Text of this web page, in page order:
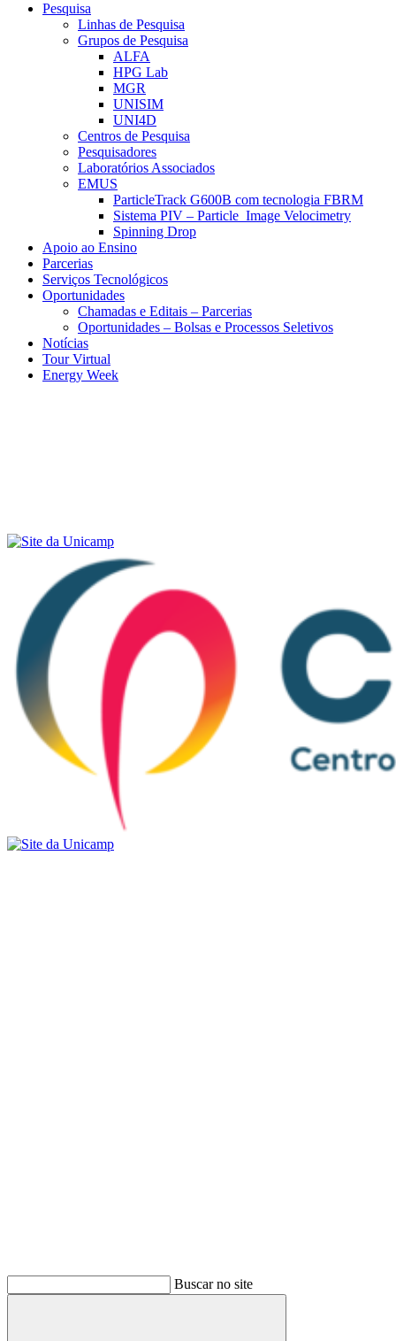
Pesquisa
Linhas de Pesquisa
Grupos de Pesquisa
ALFA
HPG Lab
MGR
UNISIM
UNI4D
Centros de Pesquisa
Pesquisadores
Laboratórios Associados
EMUS
ParticleTrack G600B com tecnologia FBRM
Sistema PIV – Particle Image Velocimetry
Spinning Drop
Apoio ao Ensino
Parcerias
Serviços Tecnológicos
Oportunidades
Chamadas e Editais – Parcerias
Oportunidades – Bolsas e Processos Seletivos
Notícias
Tour Virtual
Energy Week
Buscar no site